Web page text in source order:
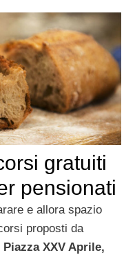
gratuiti
pensionati
e allora spazio
proposti da
XXV Aprile,